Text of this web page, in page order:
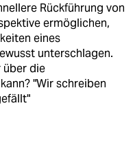
Rückführung von
ermöglichen,
eines
unterschlagen.
über die
"Wir schreiben